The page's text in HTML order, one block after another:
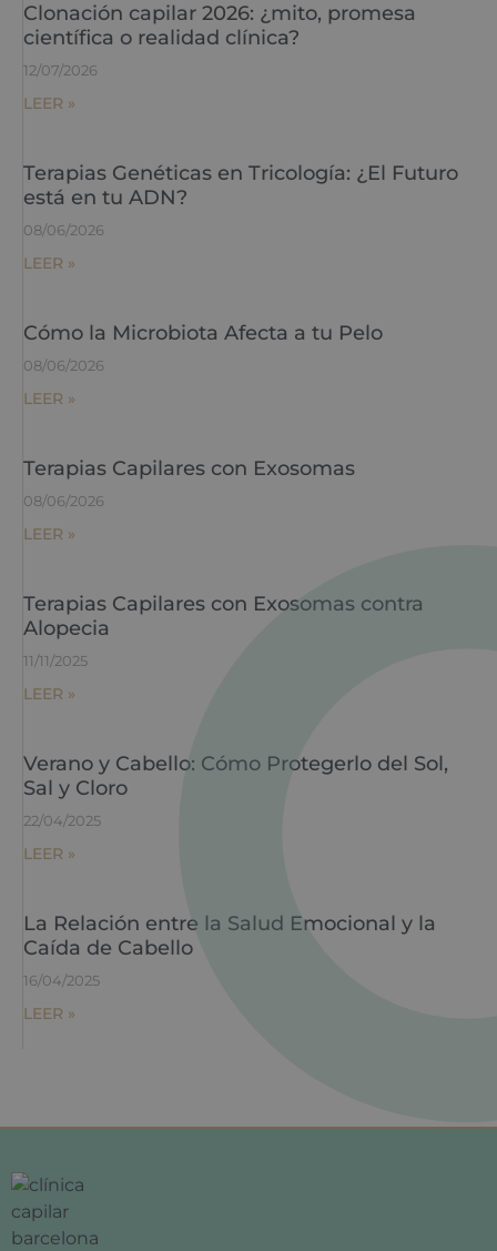
Clonación capilar 2026: ¿mito, promesa
científica o realidad clínica?
12/07/2026
LEER »
Terapias Genéticas en Tricología: ¿El Futuro
está en tu ADN?
08/06/2026
LEER »
Cómo la Microbiota Afecta a tu Pelo
08/06/2026
LEER »
Terapias Capilares con Exosomas
08/06/2026
LEER »
Terapias Capilares con Exosomas contra
Alopecia
11/11/2025
LEER »
Verano y Cabello: Cómo Protegerlo del Sol,
Sal y Cloro
22/04/2025
LEER »
La Relación entre la Salud Emocional y la
Caída de Cabello
16/04/2025
LEER »